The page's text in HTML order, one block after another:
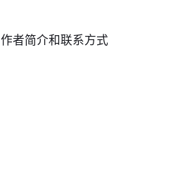
作者简介和联系方式